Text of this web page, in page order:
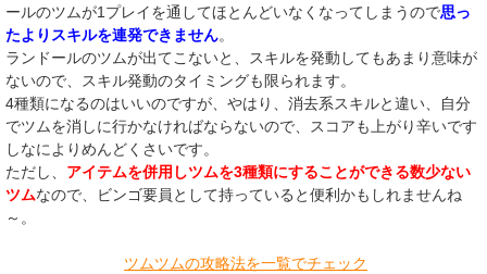
ールのツムが1プレイを通してほとんどいなくなってしまうので思っ
たよりスキルを連発できません。
ランドールのツムが出てこないと、スキルを発動してもあまり意味が
ないので、スキル発動のタイミングも限られます。
4種類になるのはいいのですが、やはり、消去系スキルと違い、自分
でツムを消しに行かなければならないので、スコアも上がり辛いです
しなによりめんどくさいです。
ただし、 アイテムを併用しツムを3種類にすることができる数少ない
ツムなので、ビンゴ要員として持っていると便利かもしれませんね
～。
ツムツムの攻略法を一覧でチェック